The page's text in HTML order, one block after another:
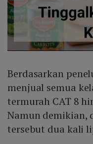
Berdasarkan
menjual semua
termurah CAT 8
Namun demikian,
tersebut dua kali